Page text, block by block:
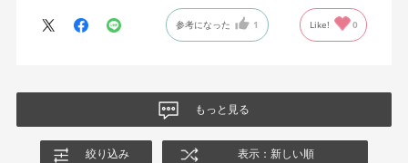
に保つ機構があるようだ。
絵を描くのと、ゲームをするためのデスクで使用しているためお
尻についてくるフレキシブルな座面が嬉しい。
参考になった 1 Like! 0
もっと見る
絞り込み 表示：新しい順